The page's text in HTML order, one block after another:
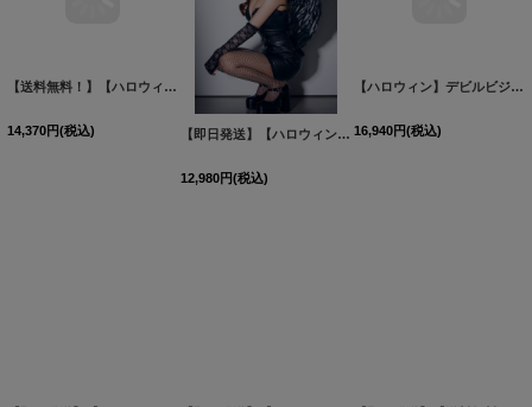
【即日発送】【ハロウィン】レザーデビルタイトワンピース【コスプレ7点セット】【XS-Lサイズ/カラー】[HC03]明日花キララ着用
12,980円(税込)